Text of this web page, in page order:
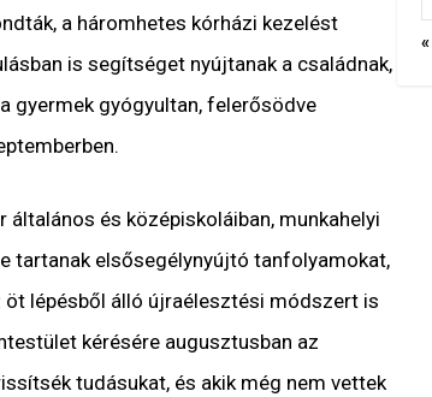
a háromhetes kórházi kezelést
is segítséget nyújtanak a családnak,
gyermek gyógyultan, felerősödve
és középiskoláiban, munkahelyi
tartanak elsősegélynyújtó tanfolyamokat,
lépésből álló újraélesztési módszert is
kérésére augusztusban az
tudásukat, és akik még nem vettek